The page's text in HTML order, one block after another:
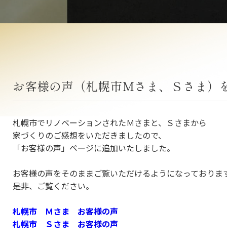
お客様の声（札幌市Ｍさま、Ｓさま）
札幌市でリノベーションされたＭさまと、Ｓさまから
家づくりのご感想をいただきましたので、
「お客様の声」ページに追加いたしました。
お客様の声をそのままご覧いただけるようになっておりま
是非、ご覧ください。
札幌市 Ｍさま お客様の声
札幌市 Ｓさま お客様の声